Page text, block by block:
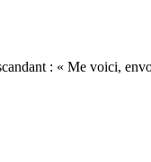
: « Me voici,